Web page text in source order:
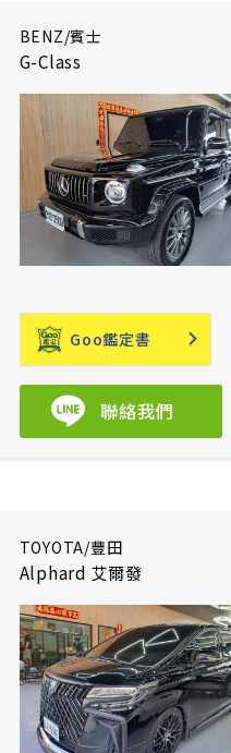
BENZ/賓士
G-Class
Goo鑑定書
聯絡我們
TOYOTA/豐田
Alphard 艾爾發